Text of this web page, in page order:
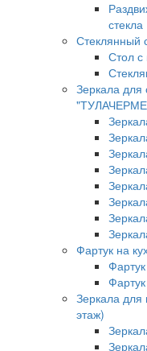
стекла
Стеклянный
Стол с
Зеркала для
Фартук на
Зеркала
этаж)